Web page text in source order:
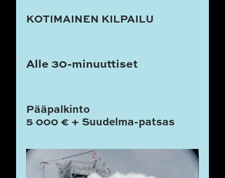
KOTIMAINEN KILPAILU
Alle 30-minuuttiset
Pääpalkinto
5 000 € + Suudelma-patsas